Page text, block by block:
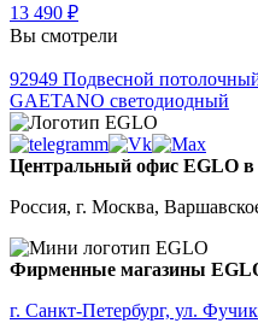
13 490 ₽
Вы смотрели
92949 Подвесной
GAETANO светодиодный
Центральный офис EGLO в
Россия, г. Москва,
Фирменные магазины
г. Санкт-Петербург, ул.